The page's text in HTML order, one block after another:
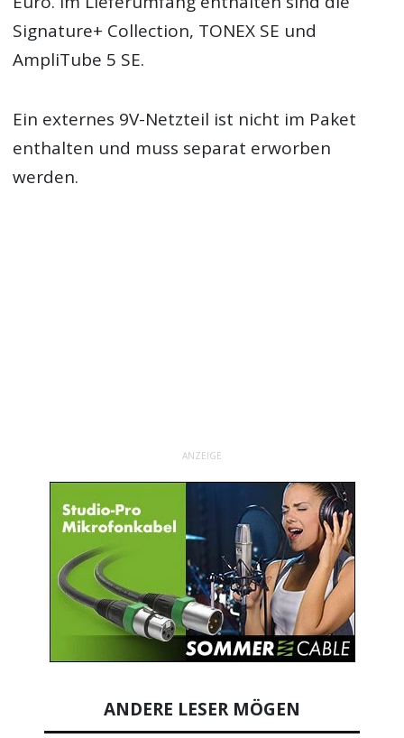
Signature+ Collection, TONEX SE und
AmpliTube 5 SE.
Ein externes 9V-Netzteil ist nicht im Paket
enthalten und muss separat erworben
werden.
ANZEIGE
ANDERE LESER MÖGEN